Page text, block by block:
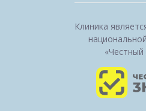
Клиника
«Честный